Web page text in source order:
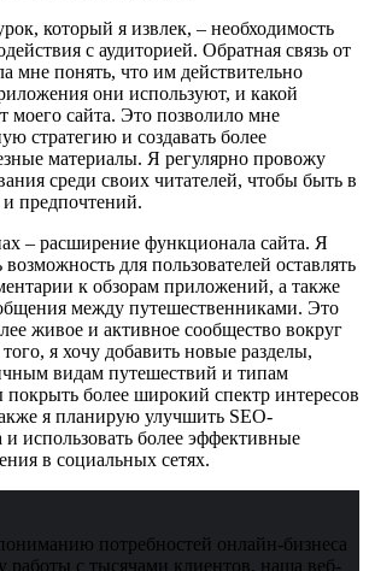
который я извлек, – необходимость
с аудиторией. Обратная связь от
мне понять, что им действительно
они используют, и какой
моего сайта. Это позволило мне
стратегию и создавать более
материалы. Я регулярно провожу
среди своих читателей, чтобы быть в
и предпочтений.
– расширение функционала сайта. Я
для пользователей оставлять
к обзорам приложений, а также
между путешественниками. Это
живое и активное сообщество вокруг
я хочу добавить новые разделы,
видам путешествий и типам
более широкий спектр интересов
я планирую улучшить SEO-
использовать более эффективные
в социальных сетях.
потребностей онлайн-бизнеса
с тысячами клиентов, наша веб-